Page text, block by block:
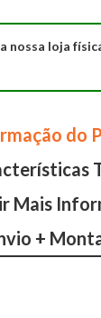
nossa loja
do
Mais
+